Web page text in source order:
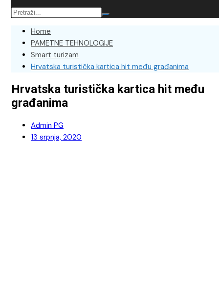
Home
PAMETNE TEHNOLOGIJE
Smart turizam
Hrvatska turistička kartica hit među građanima
Hrvatska turistička kartica hit među
građanima
Admin PG
13 srpnja, 2020